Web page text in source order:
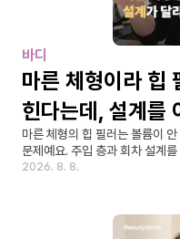
바디
마른 체형이라 힙
힌다는데, 설계를
마른 체형의 힙 필러는 볼륨이
문제예요. 주입 층과 회차 설계
2026. 8. 8.